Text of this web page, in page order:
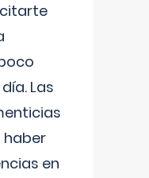
Las
haber
en